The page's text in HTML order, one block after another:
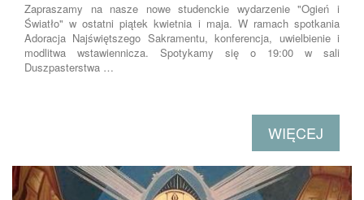
Zapraszamy na nasze nowe studenckie wydarzenie "Ogień i
Światło" w ostatni piątek kwietnia i maja. W ramach spotkania
Adoracja Najświętszego Sakramentu, konferencja, uwielbienie i
modlitwa wstawiennicza. Spotykamy się o 19:00 w sali
Duszpasterstwa …
WIĘCEJ